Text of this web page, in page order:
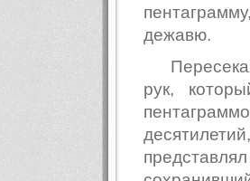
дежавю.
рук,